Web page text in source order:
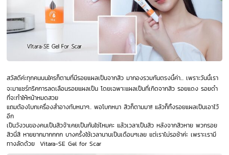
สวัสดีค่ะทุกคนนนใครก็ตามที่มีรอยแผลเป็นจากสิว มากองรวมกันตรงนี้ค่า... เพราะวันนี้เรา
จะมาแชร์ทริคการลดเลือนรอยแผลเป็น โดยเฉพาะแผลเป็นที่เกิดจากสิว รอยแดง รอยดำ
ที่จะทำให้หน้าหมดสวย
แถมต้องโบกเครื่องสำอางทับหนาๆ.. พอโบกหนา สิวก็ตามมา!! แล้วก็ทิ้งรอยแผลเป็นเอาไว้
อีก
เป็นวังวนของคนเป็นสิวจ้าเคยเป็นกันใช่ไหมคะ แล้วเวลาเป็นสิว หลังจากสิวหาย พวกรอย
สิวนี่สิ หายยากมากกกก บางครั้งใช้เวลานานเป็นเดือนๆเลย แต่เราไม่รอช้าค่ะ เพราะเรามี
ทางลัดด้วย Vitara-SE Gel for Scar